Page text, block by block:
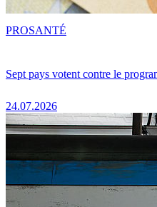
Sept pays votent contre le
24.07.2026
PROSANTÉ